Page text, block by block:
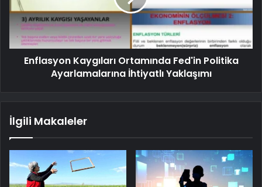
Enflasyon Kaygıları Ortamında Fed'in Politika
Ayarlamalarına İhtiyatlı Yaklaşımı
İlgili Makaleler